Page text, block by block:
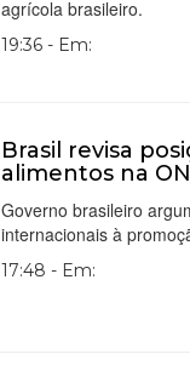
agrícola brasileiro.
19:36 - Em:
Brasil revisa
alimentos na
Governo brasileiro
internacionais à
17:48 - Em: